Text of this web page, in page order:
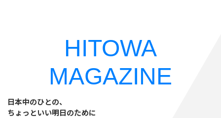
HITOWA
MAGAZINE
日本中のひとの、
ちょっといい明日のために